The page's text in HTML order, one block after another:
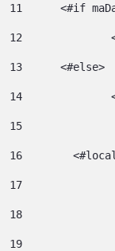
11
<#if
12
13
	<#else>
14
15
16
17
18
19